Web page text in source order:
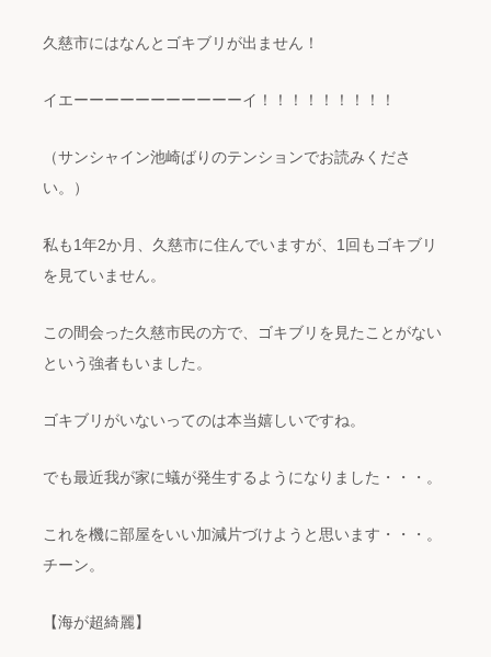
久慈市にはなんとゴキブリが出ません！
イエーーーーーーーーーーーイ！！！！！！！！！
（サンシャイン池崎ばりのテンションでお読みくださ
い。）
私も1年2か月、久慈市に住んでいますが、1回もゴキブリ
を見ていません。
この間会った久慈市民の方で、ゴキブリを見たことがない
という強者もいました。
ゴキブリがいないってのは本当嬉しいですね。
でも最近我が家に蟻が発生するようになりました・・・。
これを機に部屋をいい加減片づけようと思います・・・。
チーン。
【海が超綺麗】